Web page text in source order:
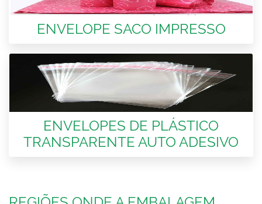
ENVELOPE SACO IMPRESSO
ENVELOPES DE PLÁSTICO
TRANSPARENTE AUTO ADESIVO